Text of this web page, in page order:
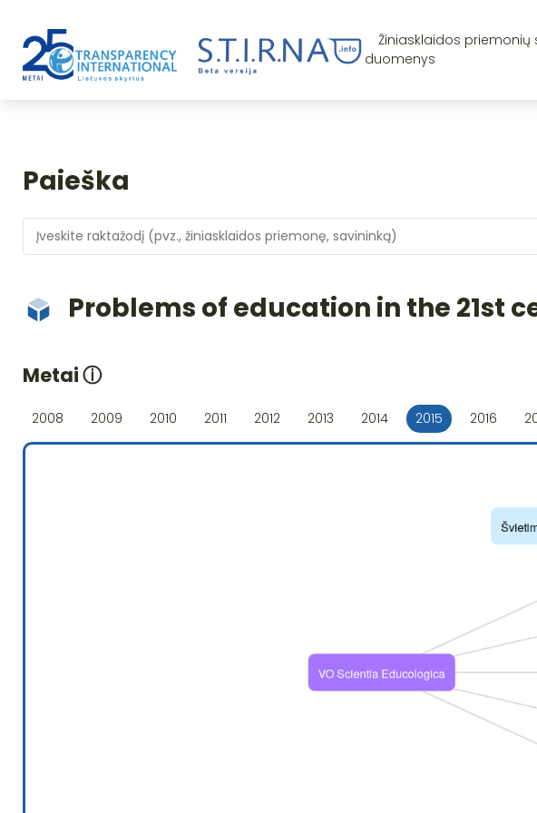
Žiniasklaidos priemonių
duomenys
Paieška
Problems of education in the 21st
Metaiⓘ
2008 2009 2010 2011 2012 2013 2014 2015 2016